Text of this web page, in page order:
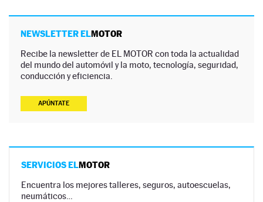
NEWSLETTER ELMOTOR
Recibe la newsletter de EL MOTOR con toda la actualidad
del mundo del automóvil y la moto, tecnología, seguridad,
conducción y eficiencia.
APÚNTATE
SERVICIOS ELMOTOR
Encuentra los mejores talleres, seguros, autoescuelas,
neumáticos…